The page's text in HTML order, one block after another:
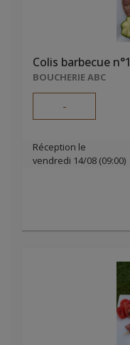
Colis barbecue n°1
BOUCHERIE ABC
-
Réception le
vendredi 14/08 (09:00)